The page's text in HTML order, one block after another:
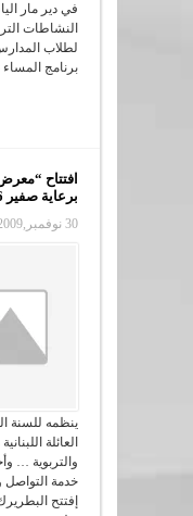
في دير مار
النشاطات
لطلاب
برنامج المساء
افتتاح
برعاية صفير 26-11-09
30 نوفمبر,2009
ينظمه للسنة
العائلة
والتربوية …
خدمة
إفتتح